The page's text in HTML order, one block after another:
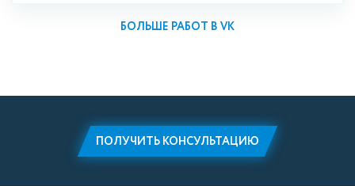
БОЛЬШЕ РАБОТ В VK
ПОЛУЧИТЬ КОНСУЛЬТАЦИЮ